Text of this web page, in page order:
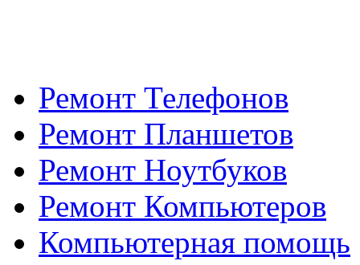
Ремонт Телефонов
Ремонт Планшетов
Ремонт Ноутбуков
Ремонт Компьютеров
Компьютерная помощь